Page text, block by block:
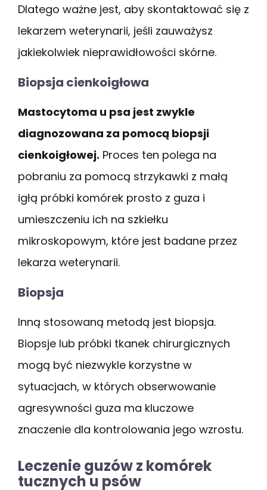
Dlatego ważne jest, aby skontaktować się z
lekarzem weterynarii, jeśli zauważysz
jakiekolwiek nieprawidłowości skórne.
Biopsja cienkoigłowa
Mastocytoma u psa jest zwykle
diagnozowana za pomocą biopsji
cienkoigłowej. Proces ten polega na
pobraniu za pomocą strzykawki z małą
igłą próbki komórek prosto z guza i
umieszczeniu ich na szkiełku
mikroskopowym, które jest badane przez
lekarza weterynarii.
Biopsja
Inną stosowaną metodą jest biopsja.
Biopsje lub próbki tkanek chirurgicznych
mogą być niezwykle korzystne w
sytuacjach, w których obserwowanie
agresywności guza ma kluczowe
znaczenie dla kontrolowania jego wzrostu.
Leczenie guzów z komórek
tucznych u psów